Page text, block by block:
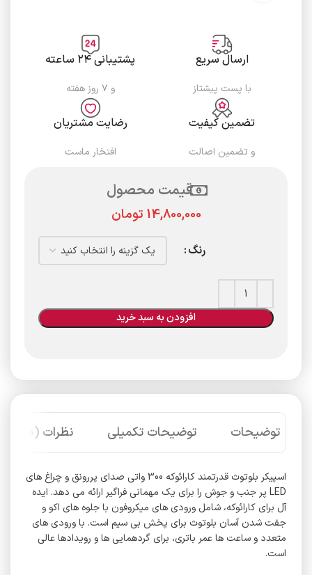
ارسال سریع
با پست پیشتاز
پشتیبانی ۲۴ ساعته
و ۷ روز هفته
تضمین کیفیت
و تضمین اصالت
رضایت مشتریان
افتخار ماست
قیمت محصول
تومان
رنگ
افزودن به سبد خرید
توضیحات توضیحات تکمیلی نظرات (0)
اسپیکر بلوتوث قدرتمند کارائوکه 300 واتی صدای پررونق و چراغ های
LED پر جنب و جوش را برای یک مهمانی فراگیر ارائه می دهد. ایده
آل برای کارائوکه، شامل ورودی های میکروفون با جلوه های اکو و
جفت شدن آسان بلوتوث برای پخش بی سیم است. با ورودی های
متعدد و ساعت ها عمر باتری، برای گردهمایی ها و رویدادها عالی
است.